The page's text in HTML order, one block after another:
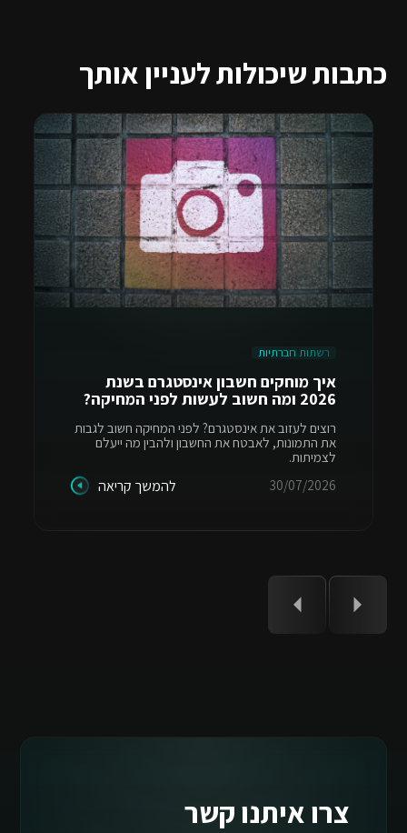
כתבות שיכולות לעניין אותך
רשתות חברתיות
איך מוחקים חשבון אינסטגרם בשנת
2026 ומה חשוב לעשות לפני המחיקה?
רוצים לעזוב את אינסטגרם? לפני המחיקה חשוב לגבות
את התמונות, לאבטח את החשבון ולהבין מה ייעלם
לצמיתות.
30/07/2026
להמשך קריאה
צרו איתנו קשר